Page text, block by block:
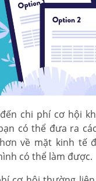
chi phí cơ hội
có thể đưa ra
về mặt kinh tế
có thể làm được.